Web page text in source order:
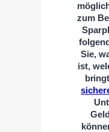
zum
Sie,
ist,